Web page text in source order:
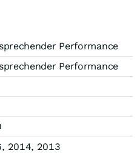
Performance
Performance
2014, 2013